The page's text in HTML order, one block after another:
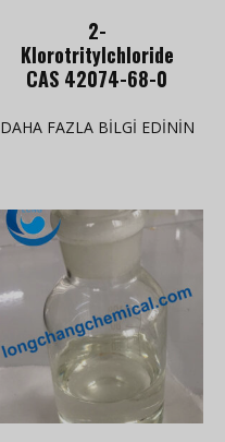
2-
Klorotritylchloride
CAS 42074-68-0
DAHA FAZLA BILGI EDININ